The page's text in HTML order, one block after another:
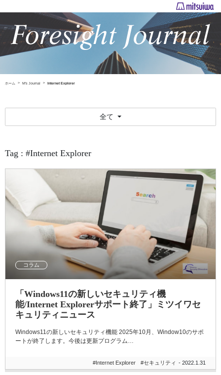
ホーム M's Journal Internet Explorer
全て
Tag : #Internet Explorer
コラム
「Windows11の新しいセキュリティ機
能/Internet Explorerサポート終了」ミツイワセ
キュリティニュース
Windows11の新しいセキュリティ機能 2025年10月、Window10のサポ
ートが終了します。今後は更新プログラム…
#Internet Explorer #セキュリティ - 2022.1.31